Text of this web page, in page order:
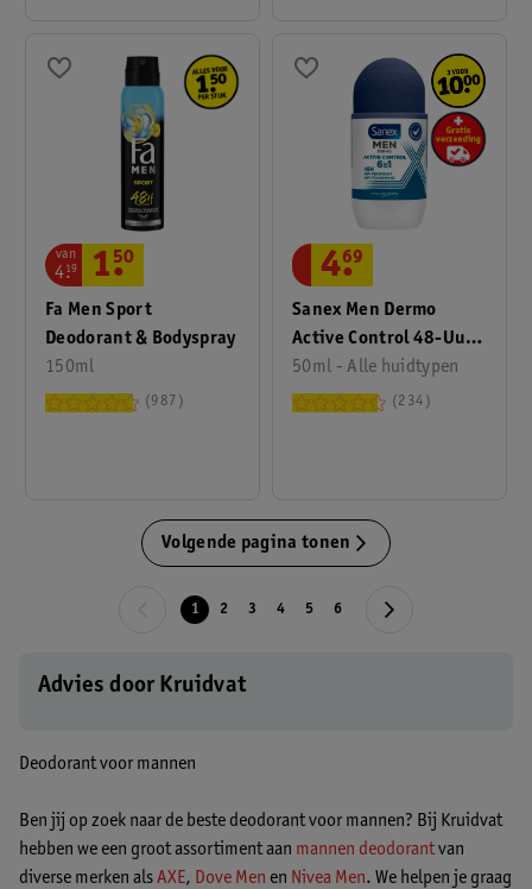
Fa Men Sport
Deodorant & Bodyspray
150ml
van
4.19 1.
50
987
Sanex Men Dermo
Active Control 48-Uur
Antitranspirant Roller
50ml - Alle huidtypen
4.
69
234
Volgende pagina tonen
1 2 3 4 5 6
Advies door Kruidvat
Deodorant voor mannen
Ben jij op zoek naar de beste deodorant voor mannen? Bij Kruidvat
hebben we een groot assortiment aan mannen deodorantvan
diverse merken alsAXE, Dove Men en Nivea Men. We helpen je graag